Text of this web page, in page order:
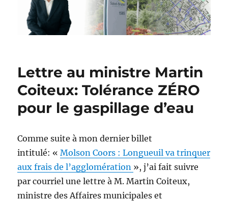
Lettre au ministre Martin
Coiteux: Tolérance ZÉRO
pour le gaspillage d’eau
Comme suite à mon dernier billet
intitulé: «Molson Coors : Longueuil va trinquer
aux frais de l’agglomération », j’ai fait suivre
par courriel une lettre à M. Martin Coiteux,
ministre des Affaires municipales et